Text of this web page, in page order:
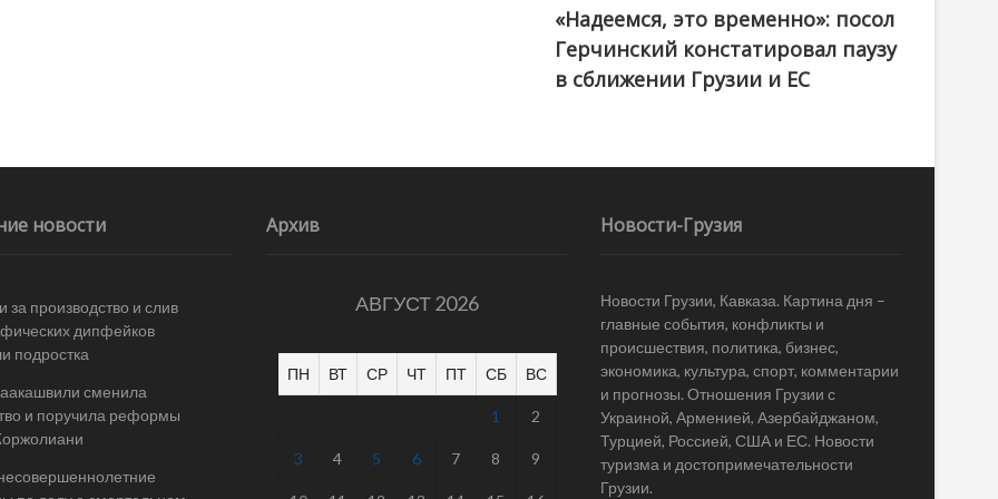
«Надеемся, это временно»: посол
Герчинский констатировал паузу
в сближении Грузии и ЕС
новости
за производство и слив
дипфейков
подростка
сменила
и поручила реформы
Архив
АВГУСТ 2026
ПН ВТ СР ЧТ ПТ СБ ВС
1 2
3 4 5 6 7 8 9
Новости-Грузия
Новости Грузии, Кавказа. Картина дня –
главные события, конфликты и
происшествия, политика, бизнес,
экономика, культура, спорт, комментарии
и прогнозы. Отношения Грузии с
Украиной, Арменией, Азербайджаном,
Турцией, Россией, США и ЕС. Новости
туризма и достопримечательности
Грузии.